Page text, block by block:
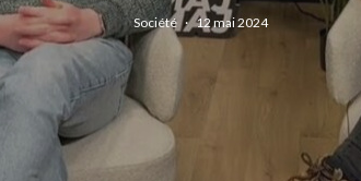
Société · 12 mai 2024